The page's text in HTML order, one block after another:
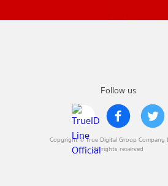
Follow us
Copyright © True Digital Group Company
All rights reserved